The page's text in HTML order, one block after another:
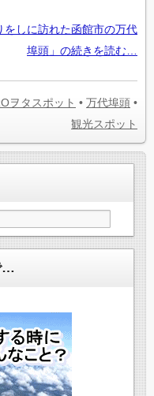
をしに訪れた函館市の万代
埠頭」の続きを読む…
ヲタスポット • 万代埠頭 •
観光スポット
…